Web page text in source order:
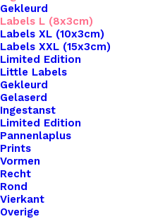
Gekleurd
Labels L (8x3cm)
Labels XL (10x3cm)
Labels XXL (15x3cm)
Limited Edition
Little Labels
Gekleurd
Gelaserd
Ingestanst
Limited Edition
Pannenlaplus
Prints
Vormen
Recht
Rond
Vierkant
Overige
Home
Leren Labels
Big Labels 8x3cm Naturel
Big Labels
Naturel
€3,25